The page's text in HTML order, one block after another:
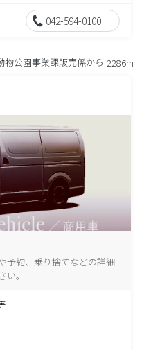
042-594-0100
公園事業課販売係から 2286m
予約、乗り捨てなどの詳細
。